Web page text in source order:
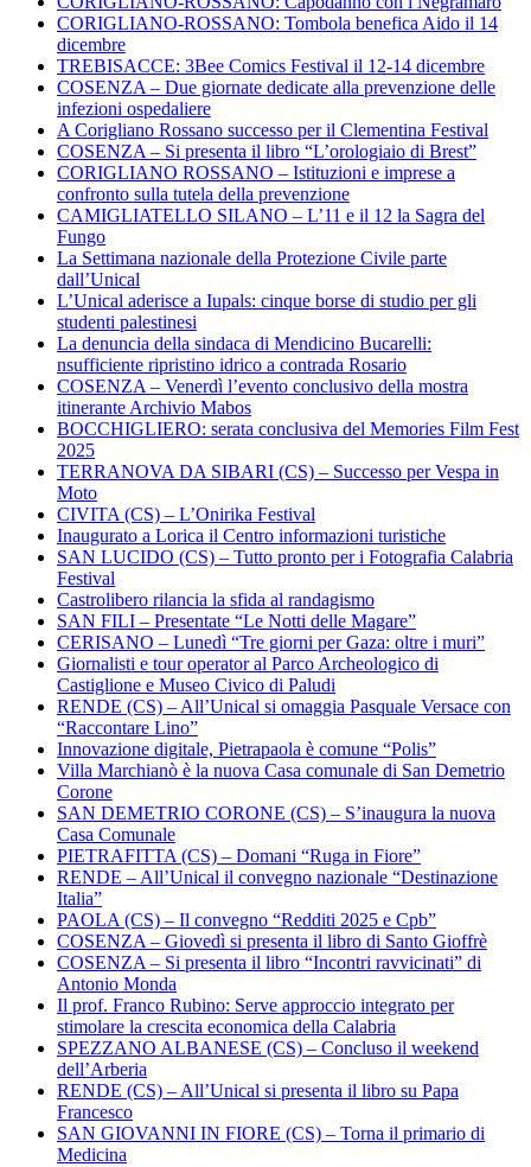
CORIGLIANO-ROSSANO: Tombola benefica Aido il 14
dicembre
TREBISACCE: 3Bee Comics Festival il 12-14 dicembre
COSENZA – Due giornate dedicate alla prevenzione delle
infezioni ospedaliere
A Corigliano Rossano successo per il Clementina Festival
COSENZA – Si presenta il libro “L’orologiaio di Brest”
CORIGLIANO ROSSANO – Istituzioni e imprese a
confronto sulla tutela della prevenzione
CAMIGLIATELLO SILANO – L’11 e il 12 la Sagra del
Fungo
La Settimana nazionale della Protezione Civile parte
dall’Unical
L’Unical aderisce a Iupals: cinque borse di studio per gli
studenti palestinesi
La denuncia della sindaca di Mendicino Bucarelli:
nsufficiente ripristino idrico a contrada Rosario
COSENZA – Venerdì l’evento conclusivo della mostra
itinerante Archivio Mabos
BOCCHIGLIERO: serata conclusiva del Memories Film Fest
2025
TERRANOVA DA SIBARI (CS) – Successo per Vespa in
Moto
CIVITA (CS) – L’Onirika Festival
Inaugurato a Lorica il Centro informazioni turistiche
SAN LUCIDO (CS) – Tutto pronto per i Fotografia Calabria
Festival
Castrolibero rilancia la sfida al randagismo
SAN FILI – Presentate “Le Notti delle Magare”
CERISANO – Lunedì “Tre giorni per Gaza: oltre i muri”
Giornalisti e tour operator al Parco Archeologico di
Castiglione e Museo Civico di Paludi
RENDE (CS) – All’Unical si omaggia Pasquale Versace con
“Raccontare Lino”
Innovazione digitale, Pietrapaola è comune “Polis”
Villa Marchianò è la nuova Casa comunale di San Demetrio
Corone
SAN DEMETRIO CORONE (CS) – S’inaugura la nuova
Casa Comunale
PIETRAFITTA (CS) – Domani “Ruga in Fiore”
RENDE – All’Unical il convegno nazionale “Destinazione
Italia”
PAOLA (CS) – Il convegno “Redditi 2025 e Cpb”
COSENZA – Giovedì si presenta il libro di Santo Gioffrè
COSENZA – Si presenta il libro “Incontri ravvicinati” di
Antonio Monda
Il prof. Franco Rubino: Serve approccio integrato per
stimolare la crescita economica della Calabria
SPEZZANO ALBANESE (CS) – Concluso il weekend
dell’Arberia
RENDE (CS) – All’Unical si presenta il libro su Papa
Francesco
SAN GIOVANNI IN FIORE (CS) – Torna il primario di
Medicina